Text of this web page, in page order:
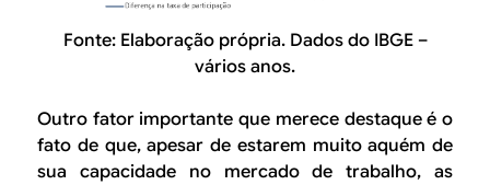
Fonte: Elaboração própria. Dados do IBGE –
vários anos.
Outro fator importante que merece destaque é o
fato de que, apesar de estarem muito aquém de
sua capacidade no mercado de trabalho, as